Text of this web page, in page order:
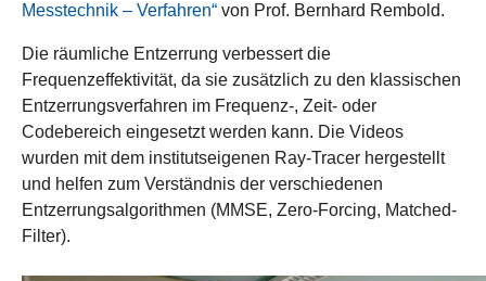
Messtechnik – Verfahren“ von Prof. Bernhard Rembold.
Die räumliche Entzerrung verbessert die
Frequenzeffektivität, da sie zusätzlich zu den klassischen
Entzerrungsverfahren im Frequenz-, Zeit- oder
Codebereich eingesetzt werden kann. Die Videos
wurden mit dem institutseigenen Ray-Tracer hergestellt
und helfen zum Verständnis der verschiedenen
Entzerrungsalgorithmen (MMSE, Zero-Forcing, Matched-
Filter).